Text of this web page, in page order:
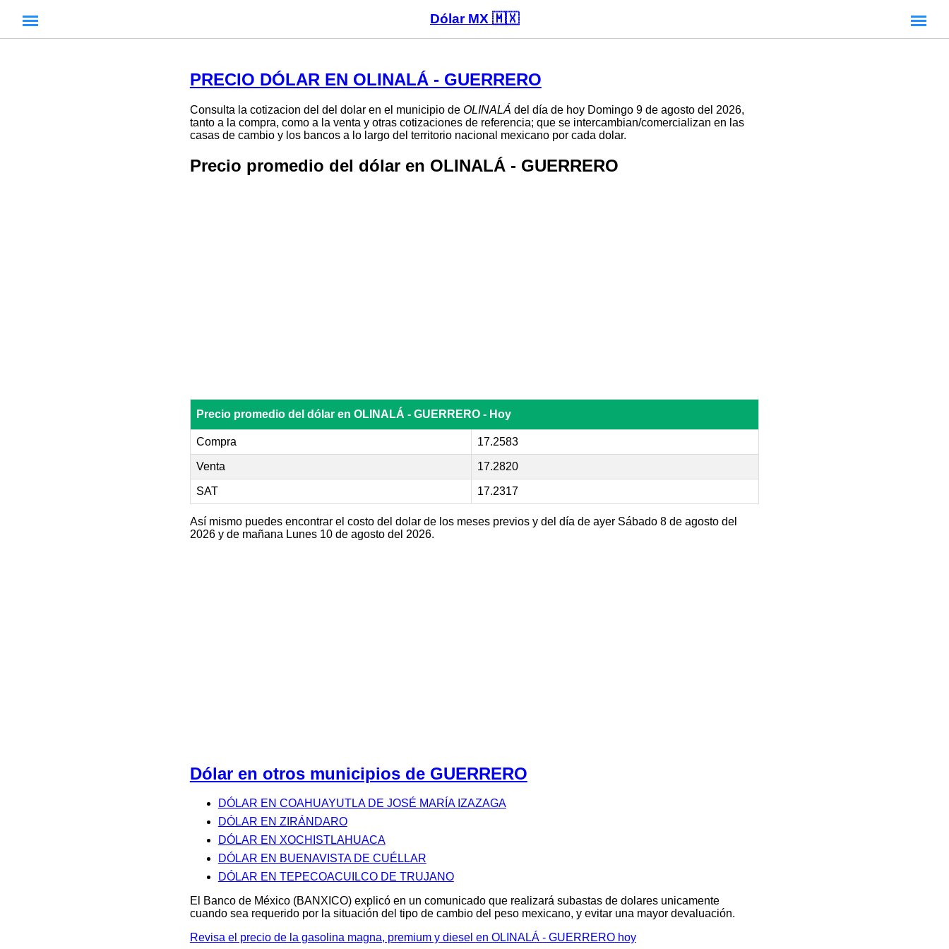
Dólar MX 🇲🇽
PRECIO DÓLAR EN OLINALÁ - GUERRERO
Consulta la cotizacion del del dolar en el municipio de OLINALÁ del día de hoy Domingo 9 de agosto del 2026,
tanto a la compra, como a la venta y otras cotizaciones de referencia; que se intercambian/comercializan en las
casas de cambio y los bancos a lo largo del territorio nacional mexicano por cada dolar.
Precio promedio del dólar en OLINALÁ - GUERRERO
Precio promedio del dólar en OLINALÁ - GUERRERO - Hoy
Compra 17.2583
Venta 17.2820
SAT 17.2317
Así mismo puedes encontrar el costo del dolar de los meses previos y del día de ayer Sábado 8 de agosto del
2026 y de mañana Lunes 10 de agosto del 2026.
Dólar en otros municipios de GUERRERO
DÓLAR EN COAHUAYUTLA DE JOSÉ MARÍA IZAZAGA
DÓLAR EN ZIRÁNDARO
DÓLAR EN XOCHISTLAHUACA
DÓLAR EN BUENAVISTA DE CUÉLLAR
DÓLAR EN TEPECOACUILCO DE TRUJANO
El Banco de México (BANXICO) explicó en un comunicado que realizará subastas de dolares unicamente
cuando sea requerido por la situación del tipo de cambio del peso mexicano, y evitar una mayor devaluación.
Revisa el precio de la gasolina magna, premium y diesel en OLINALÁ - GUERRERO hoy